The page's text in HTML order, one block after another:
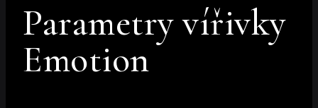
Parametry vířivky
Emotion